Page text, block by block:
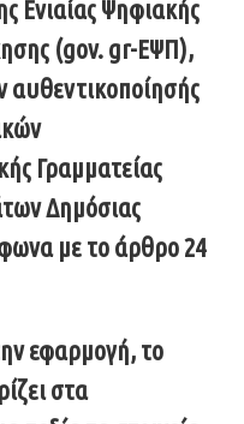
Ενιαίας Ψηφιακής
(gov. gr-ΕΨΠ),
αυθεντικοποίησής
Γραμματείας
Δημόσιας
με το άρθρο 24
εφαρμογή, το
στα